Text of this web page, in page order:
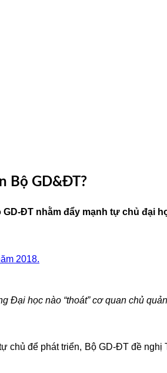
Bộ GD&ĐT?
ĐT nhằm đẩy mạnh tự chủ đại
2018.
Đại học nào “thoát” cơ quan chủ
chủ để phát triển, Bộ GD-ĐT đề